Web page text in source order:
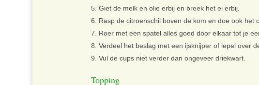
Giet de melk en olie erbij en breek het ei erbij.
Rasp de citroenschil boven de kom en doe ook het
Roer met een spatel alles goed door elkaar tot je
Verdeel het beslag met een ijsknijper of lepel over
Vul de cups niet verder dan ongeveer driekwart.
Topping